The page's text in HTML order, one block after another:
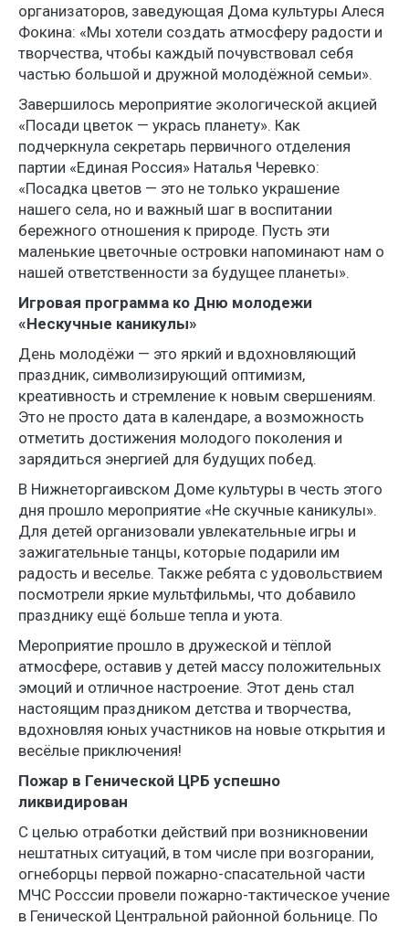
организаторов, заведующая Дома культуры Алеся
Фокина: «Мы хотели создать атмосферу радости и
творчества, чтобы каждый почувствовал себя
частью большой и дружной молодёжной семьи».
Завершилось мероприятие экологической акцией
«Посади цветок — укрась планету». Как
подчеркнула секретарь первичного отделения
партии «Единая Россия» Наталья Черевко:
«Посадка цветов — это не только украшение
нашего села, но и важный шаг в воспитании
бережного отношения к природе. Пусть эти
маленькие цветочные островки напоминают нам о
нашей ответственности за будущее планеты».
Игровая программа ко Дню молодежи
«Нескучные каникулы»
День молодёжи — это яркий и вдохновляющий
праздник, символизирующий оптимизм,
креативность и стремление к новым свершениям.
Это не просто дата в календаре, а возможность
отметить достижения молодого поколения и
зарядиться энергией для будущих побед.
В Нижнеторгаивском Доме культуры в честь этого
дня прошло мероприятие «Не скучные каникулы».
Для детей организовали увлекательные игры и
зажигательные танцы, которые подарили им
радость и веселье. Также ребята с удовольствием
посмотрели яркие мультфильмы, что добавило
празднику ещё больше тепла и уюта.
Мероприятие прошло в дружеской и тёплой
атмосфере, оставив у детей массу положительных
эмоций и отличное настроение. Этот день стал
настоящим праздником детства и творчества,
вдохновляя юных участников на новые открытия и
весёлые приключения!
Пожар в Генической ЦРБ успешно
ликвидирован
С целью отработки действий при возникновении
нештатных ситуаций, в том числе при возгорании,
огнеборцы первой пожарно-спасательной части
МЧС Росссии провели пожарно-тактическое учение
в Генической Центральной районной больнице. По